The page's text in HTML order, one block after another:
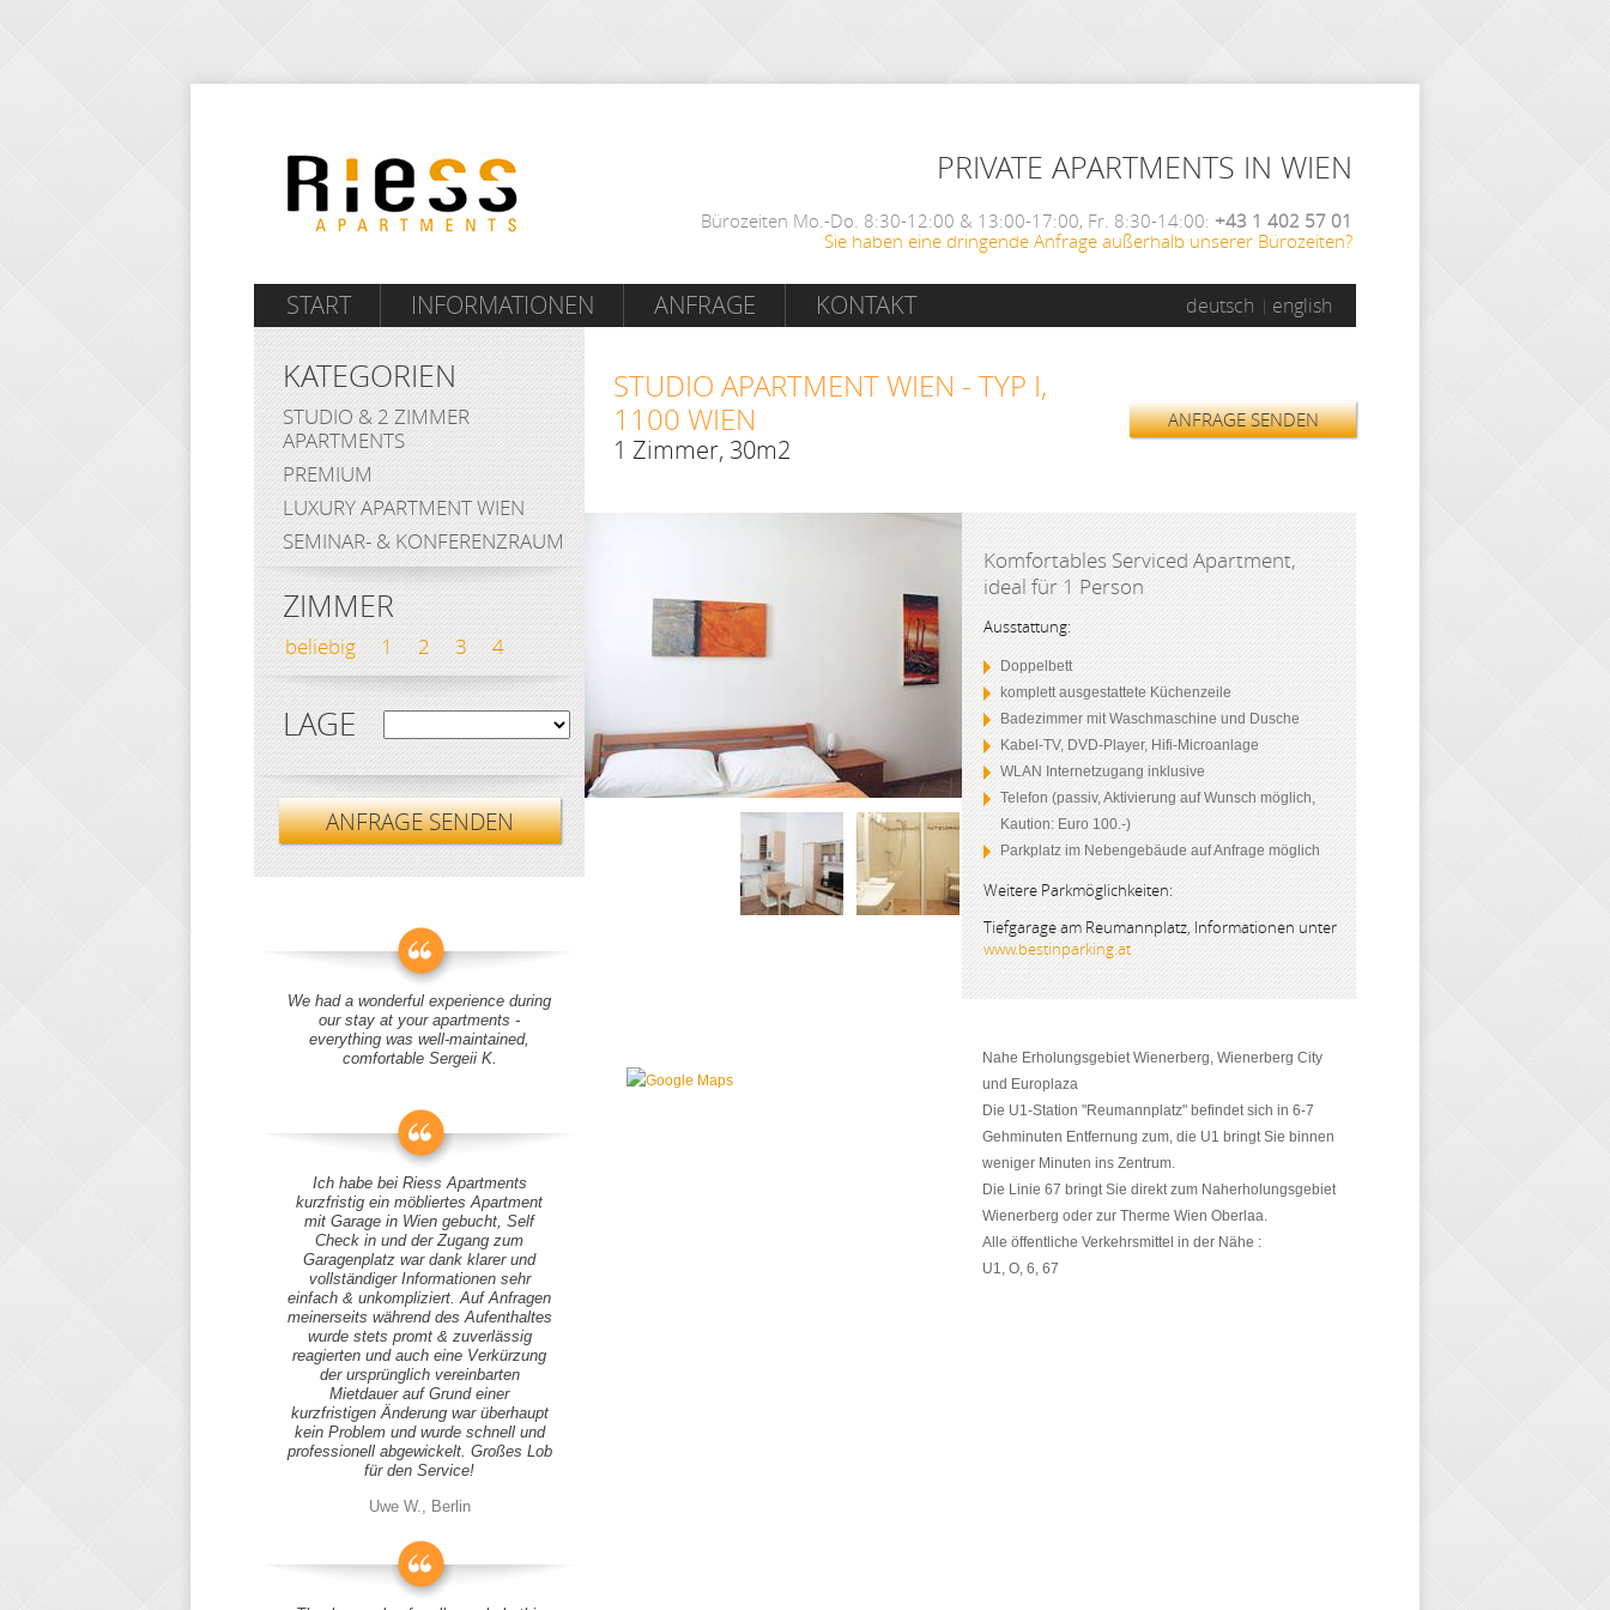
PRIVATE APARTMENTS IN WIEN
Bürozeiten Mo.-Do. 8:30-12:00 & 13:00-17:00, Fr. 8:30-14:00: +43 1 402 57 01
Sie haben eine dringende Anfrage außerhalb unserer Bürozeiten?
START INFORMATIONEN ANFRAGE KONTAKT deutsch english
STUDIO APARTMENT WIEN - TYP I,
1100 WIEN
1 Zimmer, 30m2
ANFRAGE SENDEN
Komfortables Serviced Apartment,
ideal für 1 Person
Ausstattung:
Doppelbett
komplett ausgestattete Küchenzeile
Badezimmer mit Waschmaschine und Dusche
Kabel-TV, DVD-Player, Hifi-Microanlage
WLAN Internetzugang inklusive
Telefon (passiv, Aktivierung auf Wunsch möglich,
Kaution: Euro 100.-)
Parkplatz im Nebengebäude auf Anfrage möglich
Weitere Parkmöglichkeiten:
Tiefgarage am Reumannplatz, Informationen unter
www.bestinparking.at
Nahe Erholungsgebiet Wienerberg, Wienerberg City
und Europlaza
Die U1-Station "Reumannplatz" befindet sich in 6-7
Gehminuten Entfernung zum, die U1 bringt Sie binnen
weniger Minuten ins Zentrum.
Die Linie 67 bringt Sie direkt zum Naherholungsgebiet
Wienerberg oder zur Therme Wien Oberlaa.
Alle öffentliche Verkehrsmittel in der Nähe :
U1, O, 6, 67
KATEGORIEN
STUDIO & 2 ZIMMER
APARTMENTS
PREMIUM
LUXURY APARTMENT WIEN
SEMINAR- & KONFERENZRAUM
ZIMMER
beliebig 1 2 3 4
LAGE
ANFRAGE SENDEN
We had a wonderful experience during
our stay at your apartments -
everything was well-maintained,
comfortable Sergeii K.
Ich habe bei Riess Apartments
kurzfristig ein möbliertes Apartment
mit Garage in Wien gebucht, Self
Check in und der Zugang zum
Garagenplatz war dank klarer und
vollständiger Informationen sehr
einfach & unkompliziert. Auf Anfragen
meinerseits während des Aufenthaltes
wurde stets promt & zuverlässig
reagierten und auch eine Verkürzung
der ursprünglich vereinbarten
Mietdauer auf Grund einer
kurzfristigen Änderung war überhaupt
kein Problem und wurde schnell und
professionell abgewickelt. Großes Lob
für den Service!
Uwe W., Berlin